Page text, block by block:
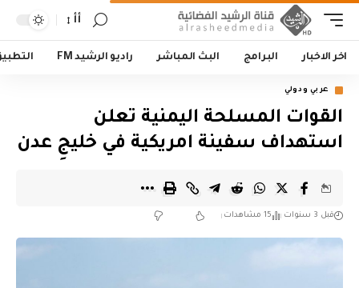
أأ
اخر الاخبار البرامج البث المباشر راديو الرشيد FM
عربي ودولي
القوات المسلحة اليمنية تعلن
استهداف سفينة امريكية في خليجِ عدن
قبل 3 سنوات 15 مشاهدات